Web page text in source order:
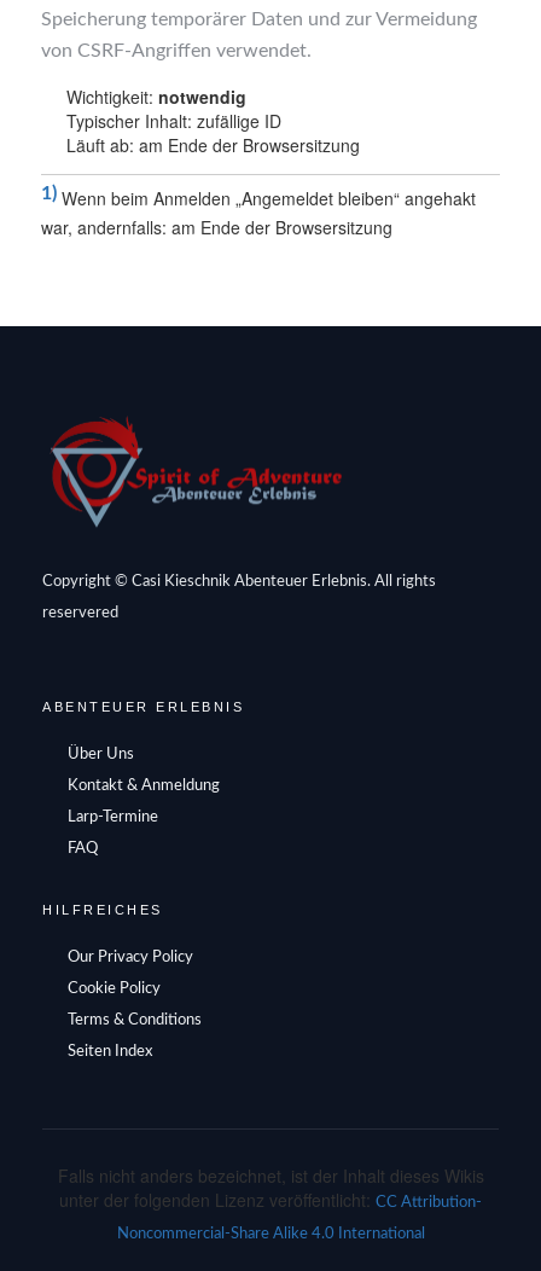
Speicherung temporärer Daten und zur Vermeidung
von CSRF-Angriffen verwendet.
Wichtigkeit: notwendig
Typischer Inhalt: zufällige ID
Läuft ab: am Ende der Browsersitzung
1) Wenn beim Anmelden „Angemeldet bleiben“ angehakt
war, andernfalls: am Ende der Browsersitzung
Copyright © Casi Kieschnik Abenteuer Erlebnis. All rights
reservered
ABENTEUER ERLEBNIS
Über Uns
Kontakt & Anmeldung
Larp-Termine
FAQ
HILFREICHES
Our Privacy Policy
Cookie Policy
Terms & Conditions
Seiten Index
Falls nicht anders bezeichnet, ist der Inhalt dieses Wikis
unter der folgenden Lizenz veröffentlicht: CC Attribution-
Noncommercial-Share Alike 4.0 International